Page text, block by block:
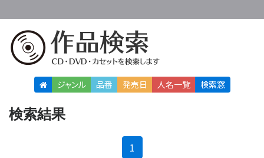
ジャンル 品番 発売日 人名一覧 検索窓
検索結果
1